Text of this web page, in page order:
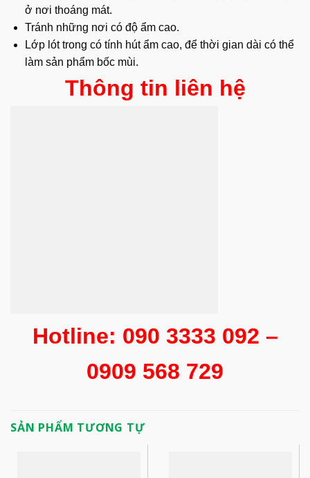
ở nơi thoáng mát.
Tránh những nơi có độ ẩm cao.
Lớp lót trong có tính hút ẩm cao, để thời gian dài có thể
làm sản phẩm bốc mùi.
Thông tin liên hệ
Hotline: 090 3333 092 –
0909 568 729
SẢN PHẨM TƯƠNG TỰ